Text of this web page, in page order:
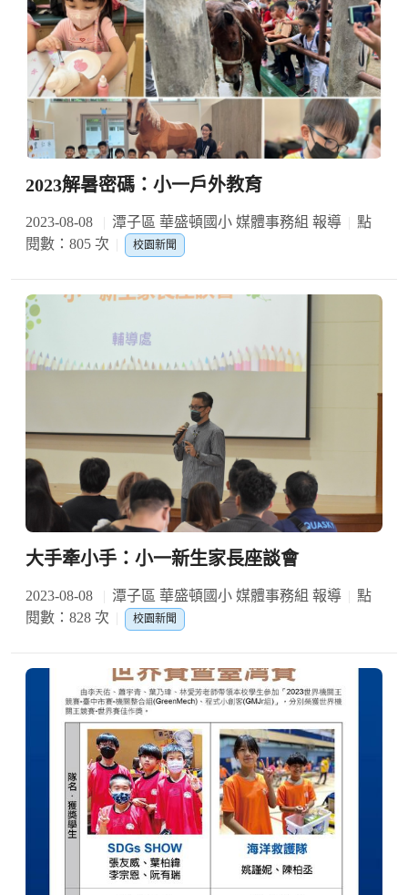
2023解暑密碼：小一戶外教育
2023-08-08 潭子區 華盛頓國小 媒體事務組 報導
點
閱數：805 次
校園新聞
大手牽小手：小一新生家長座談會
2023-08-08 潭子區 華盛頓國小 媒體事務組 報導
點
閱數：828 次
校園新聞